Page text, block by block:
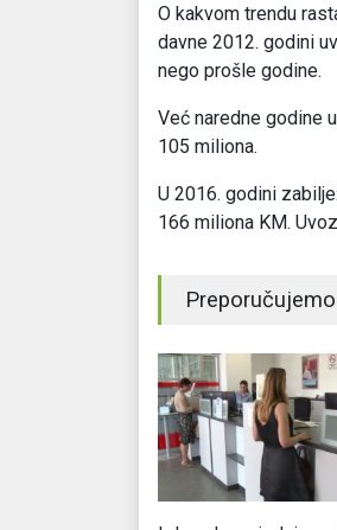
O kakvom trendu
davne 2012. godini
nego prošle godine.
Već naredne godine
105 miliona.
U 2016. godini
166 miliona KM.